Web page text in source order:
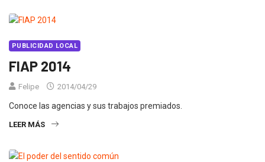
PUBLICIDAD LOCAL
FIAP 2014
Felipe 2014/04/29
Conoce las agencias y sus trabajos premiados.
LEER MÁS